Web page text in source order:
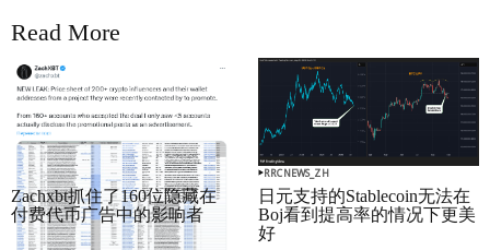
Read More
RRCNEWS_ZH
Zachxbt抓住了160位隐藏在
付费代币广告中的影响者
September 01, 2025
RRCNEWS_ZH
日元支持的Stablecoin无法在
Boj看到提高率的情况下更美
好